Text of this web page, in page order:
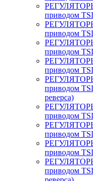
приводом
приводом
приводом
приводом
приводом
реверса)
приводом
приводом
приводом
приводом